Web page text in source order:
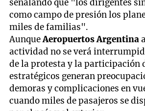
señalando que "los dirigentes
como campo de presión los
miles de familias".
AunqueAeropuertos Argentina
actividad no se verá
de la protesta y la participación
estratégicos generan
demoras y complicaciones en
cuando miles de pasajeros se